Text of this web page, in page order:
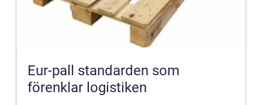
Eur-pall standarden som
förenklar logistiken